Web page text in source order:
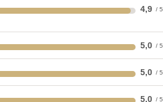
4,9
5,0
5,0
5,0